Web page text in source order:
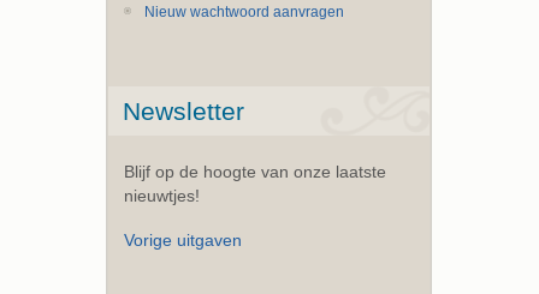
Nieuw wachtwoord aanvragen
Newsletter
Blijf op de hoogte van onze laatste
nieuwtjes!
Vorige uitgaven